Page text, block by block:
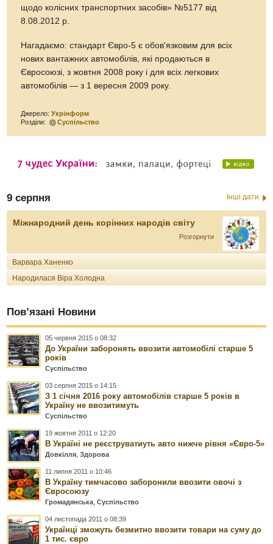
щодо колісних транспортних засобів» №5177 від
8.08.2012 р.
Нагадаємо: стандарт Євро-5 є обов'язковим для всіх
нових вантажних автомобілів, які продаються в
Євросоюзі, з жовтня 2008 року і для всіх легкових
автомобілів — з 1 вересня 2009 року.
Джерело:Укрінформ
Розділи:
Суспільство
9 серпня Інші дати
Міжнародний день корінних народів світу
Розгорнути
Варвара Ханенко
Народилася Віра Холодна
Пов’язані Новини
05 червня 2015 о 08:32
До України заборонять ввозити автомобілі старше 5
років
Суспільство
03 серпня 2015 о 14:15
З 1 січня 2016 року автомобілів старше 5 років в
Україну не ввозитимуть
Суспільство
19 жовтня 2011 о 12:20
В Україні не реєструватиуть авто нижче рівня «Євро-5»
Довкілля ,Здорова
11 липня 2011 о 10:46
В Україну тимчасово заборонили ввозити овочі з
Євросоюзу
Громадянська ,Суспільство
04 листопада 2011 о 08:39
Українці зможуть безмитно ввозити товари на суму до
1 тис. євро